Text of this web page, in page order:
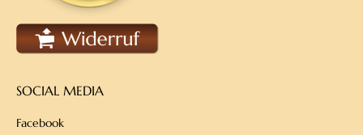
SOCIAL MEDIA
Facebook